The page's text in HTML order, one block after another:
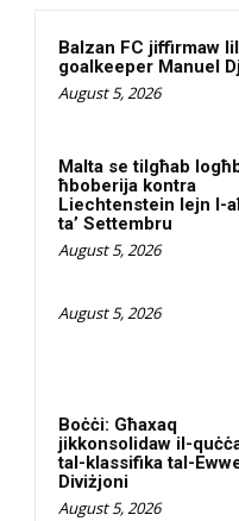
Balzan FC jiffirmaw
goalkeeper Manuel
August 5, 2026
Malta se tilgħab
ħboberija kontra
Liechtenstein lejn l-
ta’ Settembru
August 5, 2026
August 5, 2026
Boċċi: Għaxaq
jikkonsolidaw il-
tal-klassifika tal-
Diviżjoni
August 5, 2026